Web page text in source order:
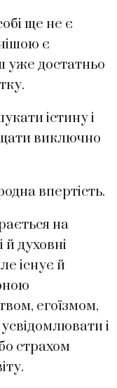
ще не є
є
уже достатньо
істину і
виключно
впертість.
на
й духовні
існує й
егоїзмом,
і
страхом